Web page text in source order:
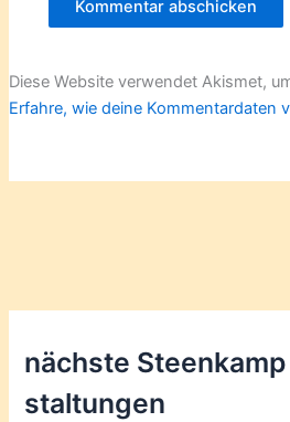
Diese Website verwendet Akismet,
Erfahre, wie deine Kommentardaten
nächste
staltungen